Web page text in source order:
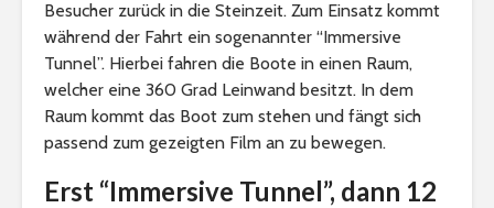
Besucher zurück in die Steinzeit. Zum Einsatz kommt
während der Fahrt ein sogenannter “Immersive
Tunnel”. Hierbei fahren die Boote in einen Raum,
welcher eine 360 Grad Leinwand besitzt. In dem
Raum kommt das Boot zum stehen und fängt sich
passend zum gezeigten Film an zu bewegen.
Erst “Immersive Tunnel”, dann 12